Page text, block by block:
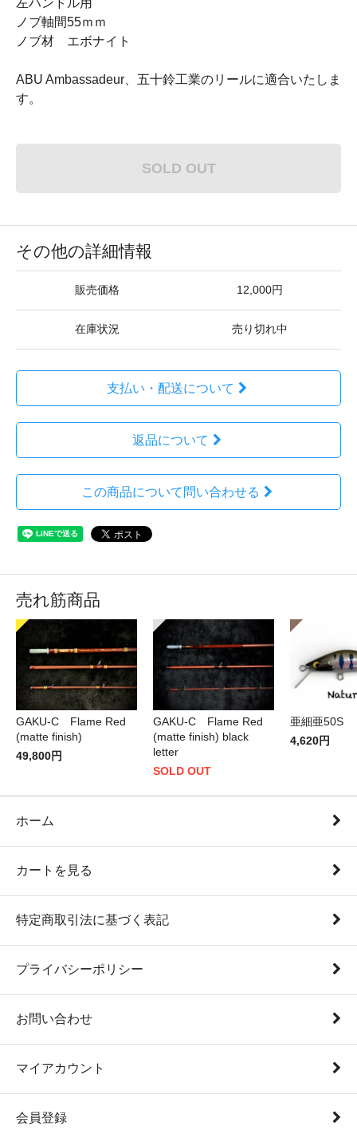
左ハンドル用
ノブ軸間55ｍｍ
ノブ材 エボナイト
ABU Ambassadeur、五十鈴工業のリールに適合いたしま
す。
SOLD OUT
その他の詳細情報
販売価格 12,000円
在庫状況 売り切れ中
支払い・配送について
返品について
この商品について問い合わせる
売れ筋商品
GAKU-C Flame Red
(matte finish)
49,800円
GAKU-C Flame Red
(matte finish) black
letter
SOLD OUT
亜細亜50S
4,620円
ホーム
カートを見る
特定商取引法に基づく表記
プライバシーポリシー
お問い合わせ
マイアカウント
会員登録